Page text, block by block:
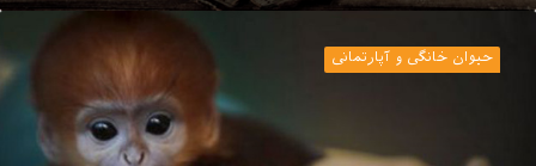
خانگی
عجیب
حیوان خانگی و آپارتمانی